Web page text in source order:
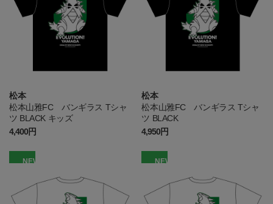
松本
松本山雅FC バンギラス Tシャ
ツ BLACK キッズ
4,400円
松本
松本山雅FC バンギラス Tシャ
ツ BLACK
4,950円
NEW NEW